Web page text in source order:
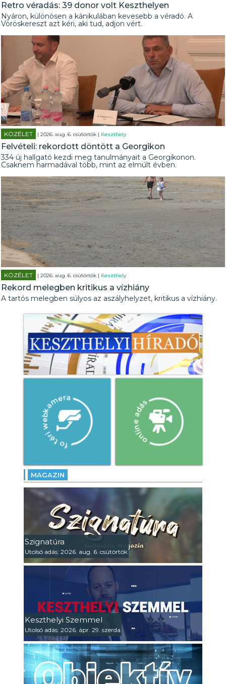
Retro véradás: 39 donor volt Keszthelyen
Nyáron, különösen a kánikulában kevesebb a véradó. A
Vöröskereszt azt kéri, aki tud, adjon vért.
KÖZÉLET | 2026. aug. 6. csütörtök | Keszthely
Felvételi: rekordott döntött a Georgikon
334 új hallgató kezdi meg tanulmányait a Georgikonon.
Csaknem harmadával több, mint az elmúlt évben.
KÖZÉLET | 2026. aug. 6. csütörtök | Keszthely
Rekord melegben kritikus a vízhiány
A tartós melegben súlyos az aszályhelyzet, kritikus a vízhiány.
MAGAZIN
Szignatúra
Utolsó adás: 2026. aug. 6. csütörtök
Keszthelyi Szemmel
Utolsó adás: 2026. ápr. 29. szerda